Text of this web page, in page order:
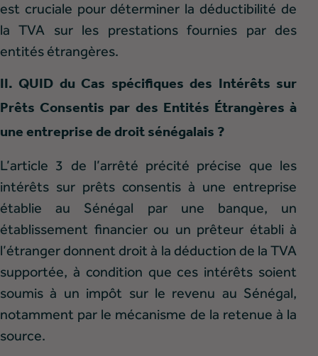
est cruciale pour déterminer la déductibilité de
la TVA sur les prestations fournies par des
entités étrangères.
II. QUID du Cas spécifiques des Intérêts sur
Prêts Consentis par des Entités Étrangères à
une entreprise de droit sénégalais ?
L’article 3 de l’arrêté précité précise que les
intérêts sur prêts consentis à une entreprise
établie au Sénégal par une banque, un
établissement financier ou un prêteur établi à
l’étranger donnent droit à la déduction de la TVA
supportée, à condition que ces intérêts soient
soumis à un impôt sur le revenu au Sénégal,
notamment par le mécanisme de la retenue à la
source.